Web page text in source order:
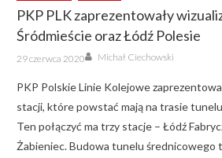
PKP PLK zaprezentowały
Śródmieście oraz Łódź Polesie
Posted
on
29 czerwca 2020 Author
Michał Ciechowski
PKP Polskie Linie Kolejowe
stacji, które powstać mają na trasie
Ten połączyć ma trzy stacje – Łódź
Żabieniec. Budowa tunelu średnicowego